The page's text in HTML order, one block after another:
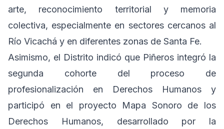
arte, reconocimiento territorial y memoria
colectiva, especialmente en sectores cercanos al
Río Vicachá y en diferentes zonas de Santa Fe.
Asimismo, el Distrito indicó que Piñeros integró la
segunda cohorte del proceso de
profesionalización en Derechos Humanos y
participó en el proyecto Mapa Sonoro de los
Derechos Humanos, desarrollado por la